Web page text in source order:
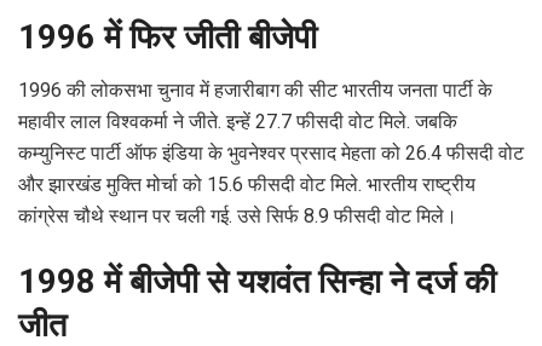
1996 में फिर जीती बीजेपी
1996 की लोकसभा चुनाव में हजारीबाग की सीट भारतीय जनता पार्टी के
महावीर लाल विश्वकर्मा ने जीते. इन्हें 27.7 फीसदी वोट मिले. जबकि
कम्युनिस्ट पार्टी ऑफ इंडिया के भुवनेश्वर प्रसाद मेहता को 26.4 फीसदी वोट
और झारखंड मुक्ति मोर्चा को 15.6 फीसदी वोट मिले. भारतीय राष्ट्रीय
कांग्रेस चौथे स्थान पर चली गई. उसे सिर्फ 8.9 फीसदी वोट मिले।
1998 में बीजेपी से यशवंत सिन्हा ने दर्ज की
जीत